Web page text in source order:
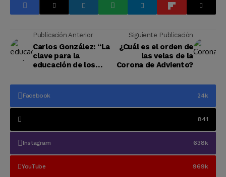
Publicación Anterior
Carlos González: “La
clave para la
educación de los
tiempo”
Siguiente Publicación
¿Cuál es el orden de
las velas de la
Corona de Adviento?
Facebook 24k
841
Instagram 638k
YouTube 969k